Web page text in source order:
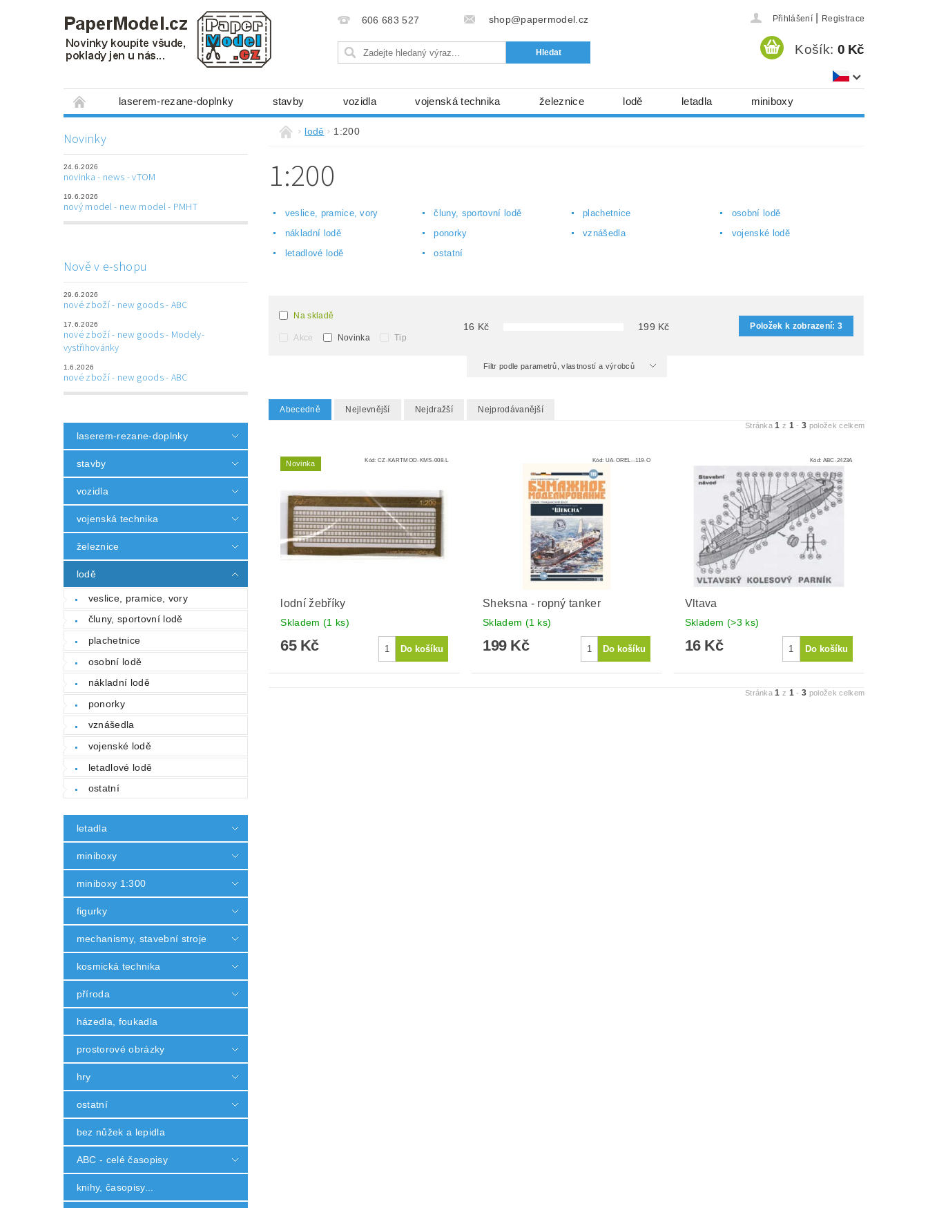
606 683 527 shop@papermodel.cz Přihlášení Registrace
Košík: 0 Kč
laserem-rezane-doplnky stavby vozidla vojenská technika železnice lodě letadla miniboxy
mechanismy, stavební stroje
laserem řezané doplňky 3D tištěné doplňky
Napište nám
Novinky
24.6.2026
novinka - news - vTOM
19.6.2026
nový model - new model - PMHT
Nově v e-shopu
29.6.2026
nové zboží - new goods - ABC
17.6.2026
nové zboží - new goods - Modely-
vystřihovánky
1.6.2026
nové zboží - new goods - ABC
laserem-rezane-doplnky
stavby
vozidla
vojenská technika
železnice
lodě
veslice, pramice, vory
čluny, sportovní lodě
plachetnice
osobní lodě
nákladní lodě
ponorky
vznášedla
vojenské lodě
letadlové lodě
ostatní
letadla
miniboxy
miniboxy 1:300
figurky
mechanismy, stavební stroje
kosmická technika
příroda
házedla, foukadla
prostorové obrázky
hry
ostatní
bez nůžek a lepidla
ABC - celé časopisy
knihy, časopisy...
lodě 1:200
1:200
veslice, pramice, vory čluny, sportovní lodě plachetnice
osobní lodě
nákladní lodě
ponorky vznášedla
vojenské lodě
letadlové lodě
ostatní
Na skladě
Akce Novinka Tip
16 Kč 199 Kč Položek k zobrazení:3
Filtr podle parametrů, vlastností a výrobců
Abecedně Nejlevnější Nejdražší Nejprodávanější
Stránka1 z 1 -3 položek celkem
Novinka Kód:CZ-KARTMOD-KMS-008-L
lodní žebříky
Skladem (1 ks)
65 Kč
Kód: UA-OREL--119-O
Sheksna - ropný tanker
Skladem (1 ks)
199 Kč
Kód: ABC-2423A
Vltava
Skladem(>3 ks)
16 Kč
Stránka1 z 1 -3 položek celkem